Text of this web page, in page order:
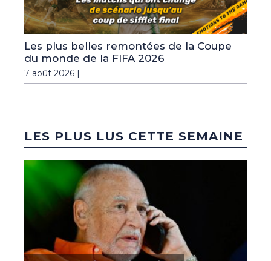
Les plus belles remontées de la Coupe
du monde de la FIFA 2026
7 août 2026 |
LES PLUS LUS CETTE SEMAINE